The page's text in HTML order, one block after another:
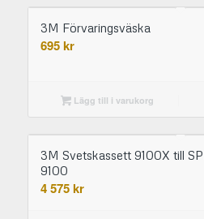
3M Förvaringsväska
695kr
Lägg till i varukorg
3M Svetskassett 9100X till
9100
4 575kr